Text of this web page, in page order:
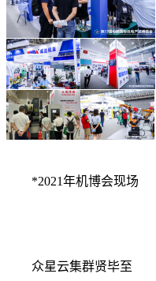
*2021年机博会现场
众星云集群贤毕至